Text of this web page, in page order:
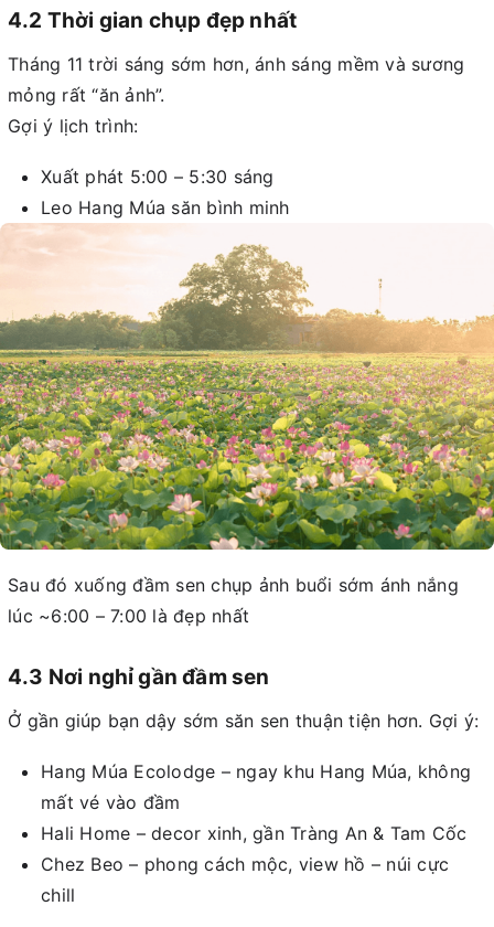
4.2 Thời gian chụp đẹp nhất
Tháng 11 trời sáng sớm hơn, ánh sáng mềm và sương
mỏng rất “ăn ảnh”.
Gợi ý lịch trình:
Xuất phát 5:00 – 5:30 sáng
Leo Hang Múa săn bình minh
Sau đó xuống đầm sen chụp ảnh buổi sớm ánh nắng
lúc ~6:00 – 7:00 là đẹp nhất
4.3 Nơi nghỉ gần đầm sen
Ở gần giúp bạn dậy sớm săn sen thuận tiện hơn. Gợi ý:
Hang Múa Ecolodge – ngay khu Hang Múa, không
mất vé vào đầm
Hali Home – decor xinh, gần Tràng An & Tam Cốc
Chez Beo – phong cách mộc, view hồ – núi cực
chill